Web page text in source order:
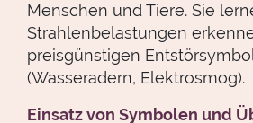
Menschen und Tiere. Sie
Strahlenbelastungen
preisgünstigen
(Wasseradern, Elektrosmog).
Einsatz von Symbolen und